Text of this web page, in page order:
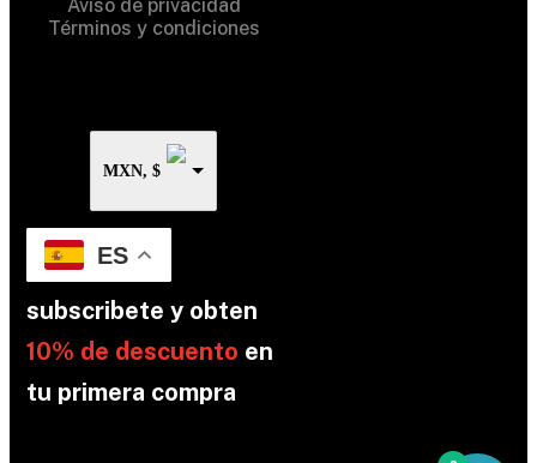
Aviso de privacidad
Términos y condiciones
MXN, $
ES
subscribete y obten
10% de descuento en
tu primera compra